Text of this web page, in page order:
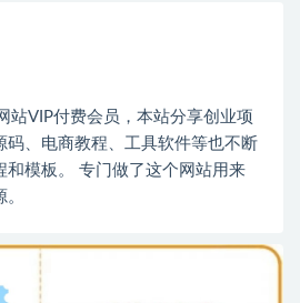
站VIP付费会员，本站分享创业项
码、电商教程、工具软件等也不断
和模板。 专门做了这个网站用来